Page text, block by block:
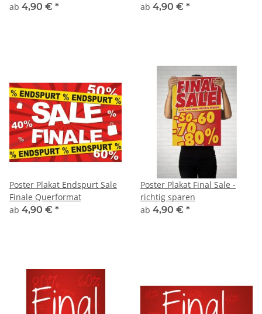
ab 4,90 € *
ab 4,90 € *
Poster Plakat Endspurt Sale
Finale Querformat
ab 4,90 € *
Poster Plakat Final Sale -
richtig sparen
ab 4,90 € *